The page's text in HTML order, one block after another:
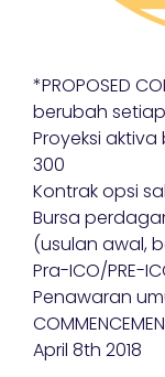
*PROPOSED
berubah
Proyeksi aktiva
300
Kontrak opsi
Bursa
(usulan awal,
Pra-ICO/PRE-
Penawaran
April 8th 2018